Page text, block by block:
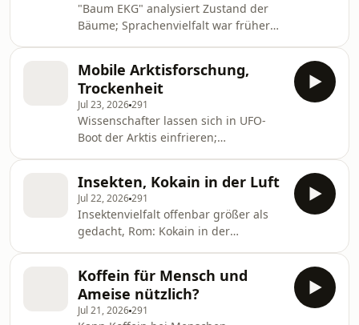
"Baum EKG" analysiert Zustand der
Bäume; Sprachenvielfalt war früher
Mobile Arktisforschung,
Trockenheit
Jul 23, 2026291
Wissenschafter lassen sich in UFO-
Boot der Arktis einfrieren;
Insekten, Kokain in der Luft
Jul 22, 2026291
Insektenvielfalt offenbar größer als
gedacht, Rom: Kokain in der
Koffein für Mensch und
Ameise nützlich?
Jul 21, 2026291